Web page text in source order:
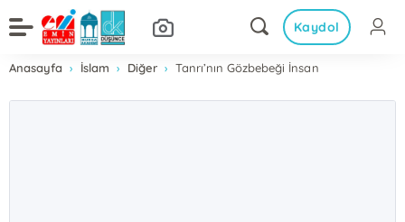
Kaydol
Anasayfa İslam Diğer Tanrı’nın Gözbebeği İnsan